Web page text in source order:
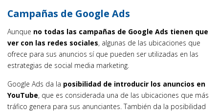
Campañas de Google Ads
Aunque no todas las campañas de Google Ads tienen que
ver con las redes sociales, algunas de las ubicaciones que
ofrece para sus anuncios sí que pueden ser utilizadas en las
estrategias de social media marketing.
Google Ads da la posibilidad de introducir los anuncios en
YouTube, que es considerada una de las ubicaciones que más
tráfico genera para sus anunciantes. También da la posibilidad